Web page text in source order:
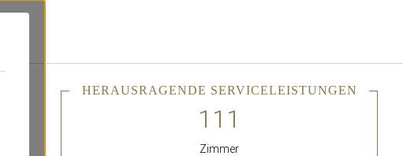
HERAUSRAGENDE SERVICELEISTUNGEN
Zimmer